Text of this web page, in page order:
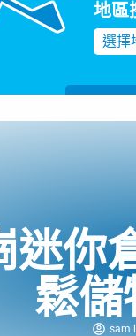
地區
選擇
迷你
鬆儲
sam